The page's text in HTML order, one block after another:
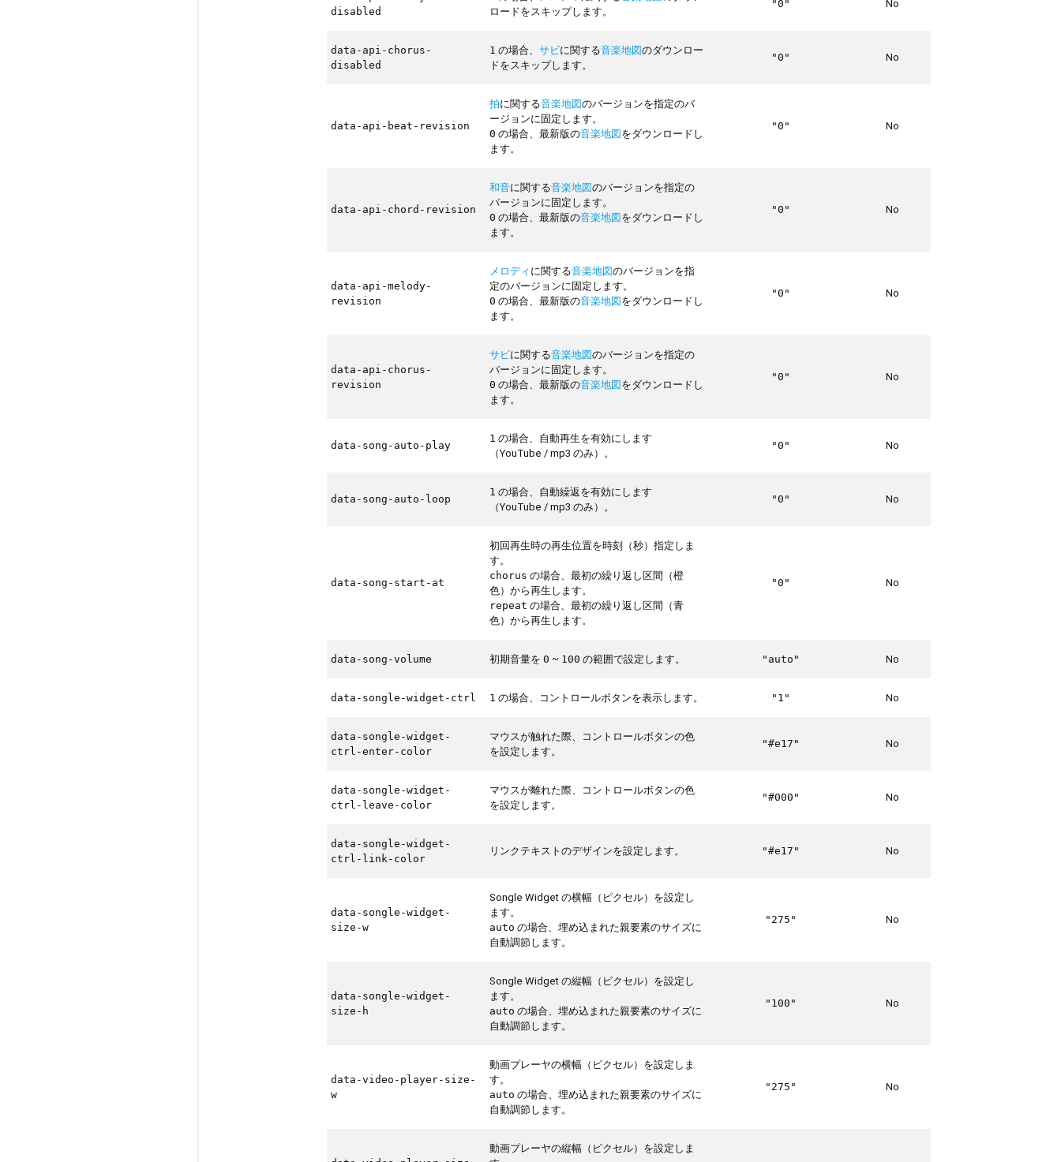
disabled
ロードをスキップします。
"0" No
data-api-chorus-
disabled
1 の場合、サビに関する音楽地図のダウンロー
ドをスキップします。
"0" No
data-api-beat-revision
拍に関する音楽地図のバージョンを指定のバ
ージョンに固定します。
0 の場合、最新版の音楽地図をダウンロードし
ます。
"0" No
data-api-chord-revision
和音に関する音楽地図のバージョンを指定の
バージョンに固定します。
0 の場合、最新版の音楽地図をダウンロードし
ます。
"0" No
data-api-melody-
revision
メロディに関する音楽地図のバージョンを指
定のバージョンに固定します。
0 の場合、最新版の音楽地図をダウンロードし
ます。
"0" No
data-api-chorus-
revision
サビに関する音楽地図のバージョンを指定の
バージョンに固定します。
0 の場合、最新版の音楽地図をダウンロードし
ます。
"0" No
data-song-auto-play
1 の場合、自動再生を有効にします
（YouTube / mp3 のみ）。
"0" No
data-song-auto-loop
1 の場合、自動繰返を有効にします
（YouTube / mp3 のみ）。
"0" No
data-song-start-at
初回再生時の再生位置を時刻（秒）指定しま
す。
chorus の場合、最初の繰り返し区間（橙
色）から再生します。
repeat の場合、最初の繰り返し区間（青
色）から再生します。
"0" No
data-song-volume 初期音量を0 ~ 100 の範囲で設定します。 "auto" No
data-songle-widget-ctrl 1 の場合、コントロールボタンを表示します。 "1" No
data-songle-widget-
ctrl-enter-color
マウスが触れた際、コントロールボタンの色
を設定します。
"#e17" No
data-songle-widget-
ctrl-leave-color
マウスが離れた際、コントロールボタンの色
を設定します。
"#000" No
data-songle-widget-
ctrl-link-color
リンクテキストのデザインを設定します。 "#e17" No
data-songle-widget-
size-w
Songle Widget の横幅（ピクセル）を設定し
ます。
auto の場合、埋め込まれた親要素のサイズに
自動調節します。
"275" No
data-songle-widget-
size-h
Songle Widget の縦幅（ピクセル）を設定し
ます。
auto の場合、埋め込まれた親要素のサイズに
自動調節します。
"100" No
data-video-player-size-
w
動画プレーヤの横幅（ピクセル）を設定しま
す。
auto の場合、埋め込まれた親要素のサイズに
自動調節します。
"275" No
動画プレーヤの縦幅（ピクセル）を設定しま